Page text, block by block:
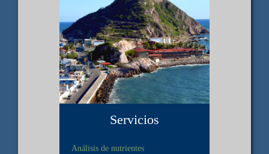
Servicios
Análisis de nutrientes